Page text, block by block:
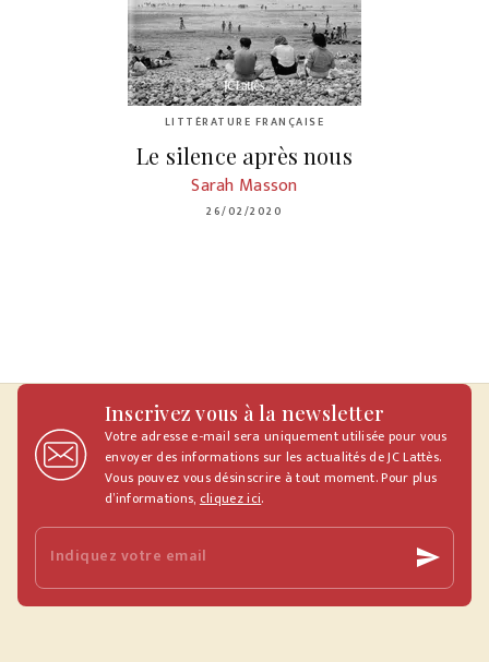
LITTÉRATURE FRANÇAISE
Le silence après nous
Sarah Masson
26/02/2020
Inscrivez vous à la newsletter
Votre adresse e-mail sera uniquement utilisée pour vous
envoyer des informations sur les actualités de JC Lattès.
Vous pouvez vous désinscrire à tout moment. Pour plus
d’informations, cliquez ici.
Indiquez votre email send